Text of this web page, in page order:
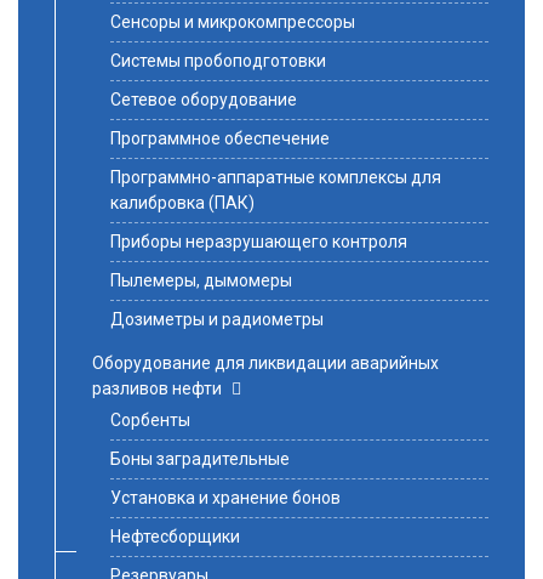
Сенсоры и микрокомпрессоры
Системы пробоподготовки
Сетевое оборудование
Программное обеспечение
Программно-аппаратные комплексы для
калибровка (ПАК)
Приборы неразрушающего контроля
Пылемеры, дымомеры
Дозиметры и радиометры
Оборудование для ликвидации аварийных
разливов нефти
Сорбенты
Боны заградительные
Установка и хранение бонов
Нефтесборщики